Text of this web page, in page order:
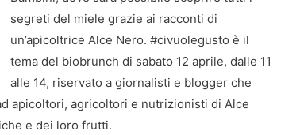
segreti del miele grazie ai racconti di
un’apicoltrice Alce Nero. #civuolegusto è il
tema del biobrunch di sabato 12 aprile, dalle 11
alle 14, riservato a giornalisti e blogger che
apicoltori, agricoltori e nutrizionisti di Alce
e dei loro frutti.